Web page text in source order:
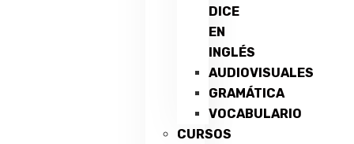
DICE
EN
INGLÉS
AUDIOVISUALES
GRAMÁTICA
VOCABULARIO
CURSOS